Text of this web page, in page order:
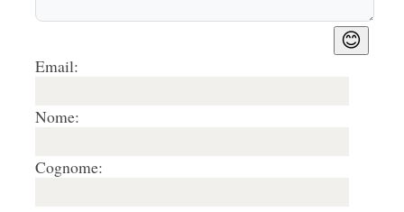
😊
Email:
Nome:
Cognome: